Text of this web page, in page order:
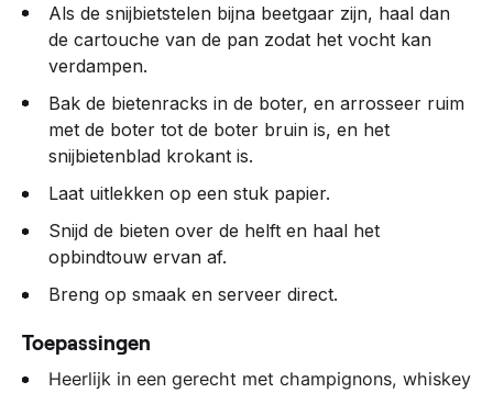
Als de snijbietstelen bijna beetgaar zijn, haal dan
de cartouche van de pan zodat het vocht kan
verdampen.
Bak de bietenracks in de boter, en arrosseer ruim
met de boter tot de boter bruin is, en het
snijbietenblad krokant is.
Laat uitlekken op een stuk papier.
Snijd de bieten over de helft en haal het
opbindtouw ervan af.
Breng op smaak en serveer direct.
Toepassingen
Heerlijk in een gerecht met champignons, whiskey